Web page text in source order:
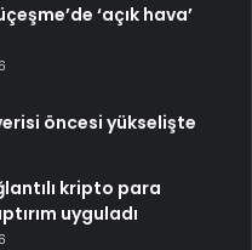
‘açık hava’
öncesi yükselişte
kripto para
uyguladı